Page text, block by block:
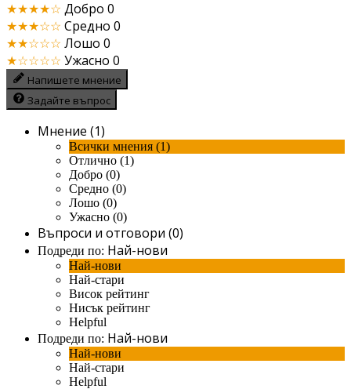
★★★★☆ Добро 0
★★★☆☆ Средно 0
★★☆☆☆ Лошо 0
★☆☆☆☆ Ужасно 0
Напишете мнение
Задайте въпрос
Мнение (1)
Всички мнения (1)
Отлично (1)
Добро (0)
Средно (0)
Лошо (0)
Ужасно (0)
Въпроси и отговори (0)
Подреди по: Най-нови
Най-нови
Най-стари
Висок рейтинг
Нисък рейтинг
Helpful
Подреди по: Най-нови
Най-нови
Най-стари
Helpful